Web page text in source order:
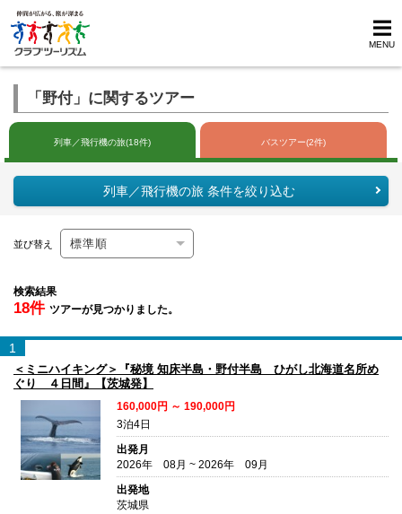
MENU
「野付」に関するツアー
列車／飛行機の旅(18件) バスツアー(2件)
列車／飛行機の旅 条件を絞り込む
並び替え
検索結果
18件 ツアーが見つかりました。
1
＜ミニハイキング＞『秘境 知床半島・野付半島 ひがし北海道名所め
ぐり ４日間』【茨城発】
160,000円 ～ 190,000円
3泊4日
出発月
2026年 08月 ~ 2026年 09月
出発地
茨城県